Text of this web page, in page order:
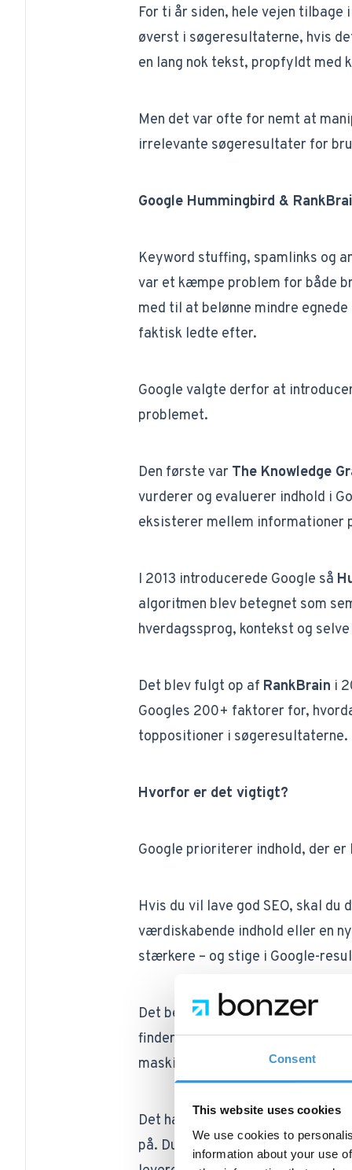
Consent
This website uses cookies
We use cookies to
information about your use
For ti år siden, hele vejen tilbage
øverst i søgeresultaterne, hvis
en lang nok tekst, propfyldt med
Men det var ofte for nemt at
irrelevante søgeresultater for
Google Hummingbird &
Keyword stuffing, spamlinks og
var et kæmpe problem for både
med til at belønne mindre
faktisk ledte efter.
Google valgte derfor at
problemet.
Den første var The Knowledge
vurderer og evaluerer indhold i
eksisterer mellem
I 2013 introducerede Google så
algoritmen blev betegnet som
hverdagssprog, kontekst og
Det blev fulgt op af RankBrain i
Googles 200+ faktorer for,
toppositioner i søgeresultaterne.
Hvorfor er det vigtigt?
Google prioriterer indhold, der
Hvis du vil lave god SEO, skal
værdiskabende indhold eller en
stærkere – og stige i Google-
Det betyder, at du i højere grad
finder din hjemmeside. Det
maskine eller Googlescrawlere
Det handler om både indhold og
på. Du skal derfor også sørge